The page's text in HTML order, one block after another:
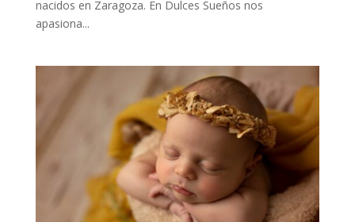
nacidos en Zaragoza. En Dulces Sueños nos
apasiona...